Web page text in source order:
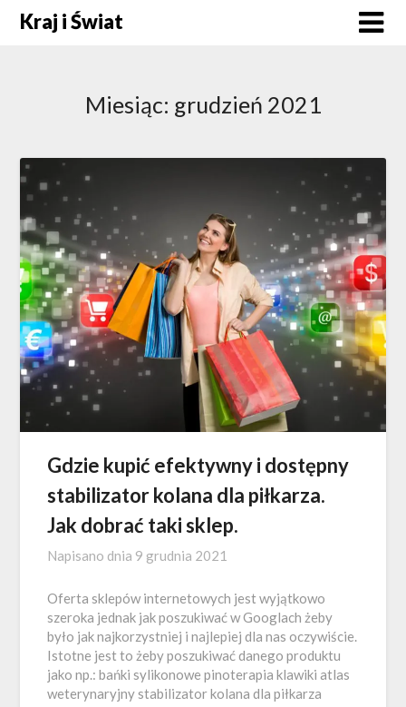
SkipKraj i Świat
Miesiąc: grudzień 2021
Gdzie kupić efektywny i dostępny
stabilizator kolana dla piłkarza.
Jak dobrać taki sklep.
Napisano dnia 9 grudnia 2021
Oferta sklepów internetowych jest wyjątkowo
szeroka jednak jak poszukiwać w Googlach żeby
było jak najkorzystniej i najlepiej dla nas oczywiście.
Istotne jest to żeby poszukiwać danego produktu
jako np.: bańki sylikonowe pinoterapia klawiki atlas
weterynaryjny stabilizator kolana dla piłkarza